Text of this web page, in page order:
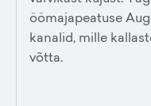
öömajapeatuse
kanalid, mille
võtta.